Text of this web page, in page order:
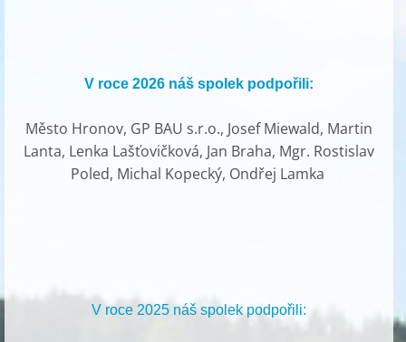
V roce 2026 náš spolek podpořili:
Město Hronov, GP BAU s.r.o., Josef Miewald, Martin
Lanta, Lenka Lašťovičková, Jan Braha, Mgr. Rostislav
Poled, Michal Kopecký, Ondřej Lamka
V roce 2025 náš spolek podpořili: